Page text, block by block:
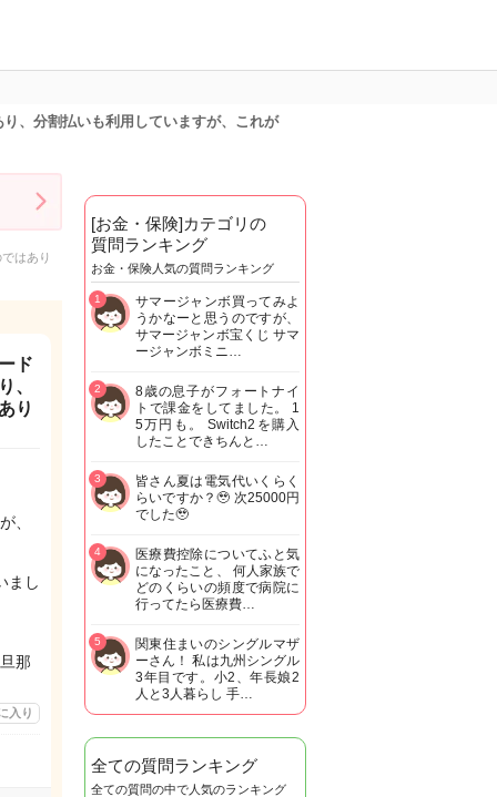
、分割払いも利用していますが、これが
はあり
ド
、
り
、
まし
那
入り
[お金・保険]カテゴリの
質問ランキング
お金・保険人気の質問ランキング
サマージャンボ買ってみよ
うかなーと思うのですが、
サマージャンボ宝くじ サマ
ージャンボミニ…
1
8歳の息子がフォートナイ
トで課金をしてました。 1
5万円も。 Switch2を購入
したことできちんと…
2
皆さん夏は電気代いくらく
らいですか？🥹 次25000円
でした🥹
3
医療費控除についてふと気
になったこと、 何人家族で
どのくらいの頻度で病院に
行ってたら医療費…
4
関東住まいのシングルマザ
ーさん！ 私は九州シングル
3年目です。小2、年長娘2
人と3人暮らし 手…
5
全ての質問ランキング
全ての質問の中で人気のランキング